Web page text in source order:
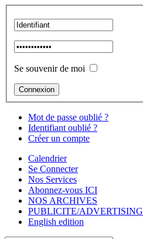
Se souvenir de moi
Mot de passe oublié ?
Identifiant oublié ?
Créer un compte
Calendrier
Se Connecter
Nos Services
Abonnez-vous ICI
NOS ARCHIVES
PUBLICITE/ADVERTISING
English edition